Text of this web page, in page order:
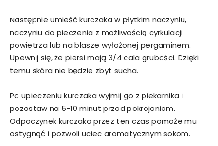
Następnie umieść kurczaka w płytkim naczyniu,
naczyniu do pieczenia z możliwością cyrkulacji
powietrza lub na blasze wyłożonej pergaminem.
Upewnij się, że piersi mają 3/4 cala grubości. Dzięki
temu skóra nie będzie zbyt sucha.
Po upieczeniu kurczaka wyjmij go z piekarnika i
pozostaw na 5-10 minut przed pokrojeniem.
Odpoczynek kurczaka przez ten czas pomoże mu
ostygnąć i pozwoli uciec aromatycznym sokom.